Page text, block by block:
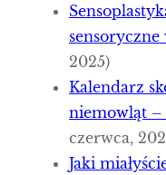
2025)
Kalendarz
niemowląt –
czerwca,
Jaki